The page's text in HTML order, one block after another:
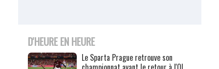
D'HEURE EN HEURE
Le Sparta Prague retrouve son